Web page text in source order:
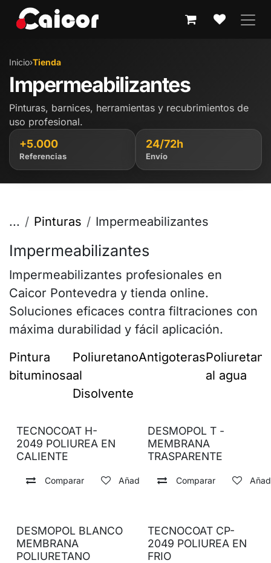
Inicio›Tienda
Impermeabilizantes
Pinturas, barnices, herramientas y recubrimientos de
uso profesional.
+5.000
Referencias
24/72h
Envío
... Pinturas Impermeabilizantes
Impermeabilizantes
Impermeabilizantes profesionales en
Caicor Pontevedra y tienda online.
Soluciones eficaces contra filtraciones con
máxima durabilidad y fácil aplicación.
Pintura
bituminosa
Poliuretano
al
Disolvente
AntigoterasPoliuretano
al agua
TECNOCOAT H-
2049 POLIUREA EN
CALIENTE
Comparar Añadir a lista de deseos
DESMOPOL T -
MEMBRANA
TRASPARENTE
Comparar
DESMOPOL BLANCO
MEMBRANA
POLIURETANO
TECNOCOAT CP-
2049 POLIUREA EN
FRIO